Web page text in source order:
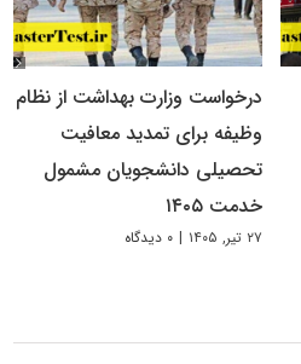
درخواست وزارت بهداشت از نظام
وظیفه برای تمدید معافیت
تحصیلی دانشجویان مشمول
خدمت ۱۴۰۵
۲۷ تیر, ۱۴۰۵ | ۰ دیدگاه